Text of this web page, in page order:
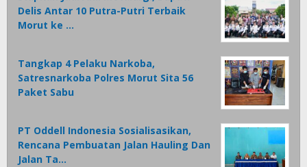
Delis Antar 10 Putra-Putri Terbaik
Morut ke …
Tangkap 4 Pelaku Narkoba,
Satresnarkoba Polres Morut Sita 56
Paket Sabu
PT Oddell Indonesia Sosialisasikan,
Rencana Pembuatan Jalan Hauling Dan
Jalan Ta…